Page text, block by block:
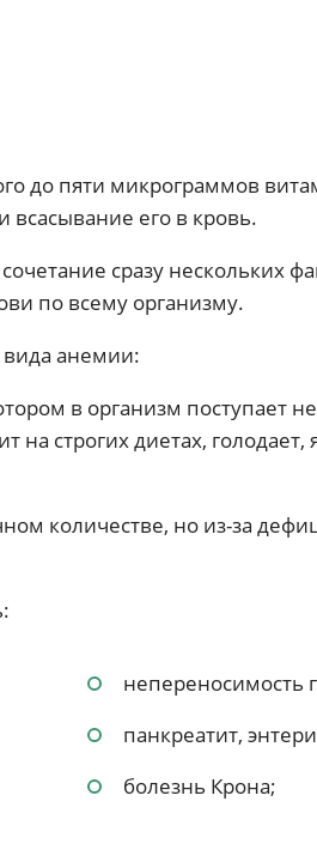
до пяти микрограммов
всасывание его в кровь.
сразу нескольких
по всему организму.
вида анемии:
в организм поступает
строгих диетах,
количестве, но из-за
непереносимость
панкреатит,
болезнь Крона;